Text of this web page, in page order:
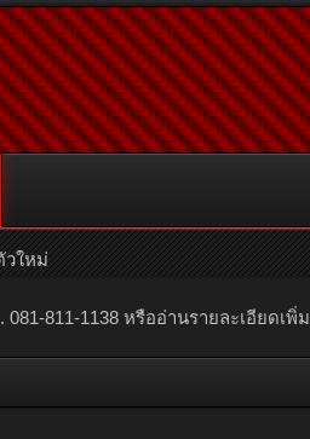
081-811-1138 หรืออ่านรายละเอียดเ
ใหม่